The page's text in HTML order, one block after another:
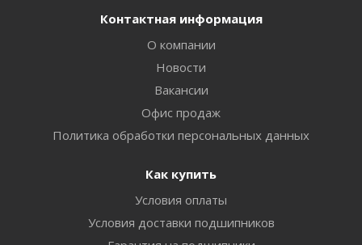
Контактная информация
О компании
Новости
Вакансии
Офис продаж
Политика обработки персональных данных
Как купить
Условия оплаты
Условия доставки подшипников